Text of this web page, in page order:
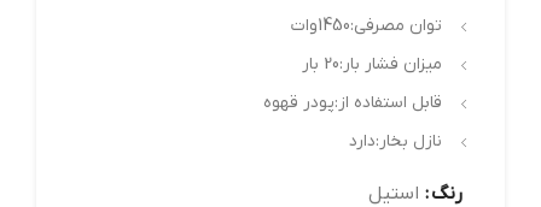
توان مصرفی:1450وات
میزان فشار بار:20 بار
قابل استفاده از:پودر قهوه
نازل بخار:دارد
رنگ استیل